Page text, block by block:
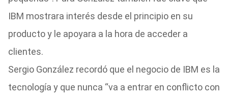
IBM mostrara interés desde el principio en su
producto y le apoyara a la hora de acceder a
clientes.
Sergio González recordó que el negocio de IBM es la
tecnología y que nunca “va a entrar en conflicto con